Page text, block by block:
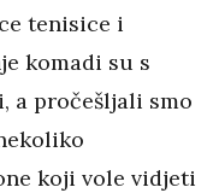
tenisice i
komadi su s
a pročešljali smo
koji vole vidjeti